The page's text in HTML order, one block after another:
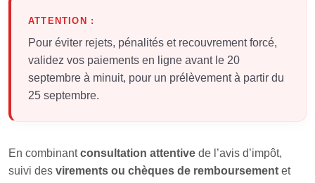
ATTENTION :
Pour éviter rejets, pénalités et recouvrement forcé,
validez vos paiements en ligne avant le 20
septembre à minuit, pour un prélèvement à partir du
25 septembre.
En combinantconsultation attentive de l’avis d’impôt,
suivi des virements ou chèques de remboursement et